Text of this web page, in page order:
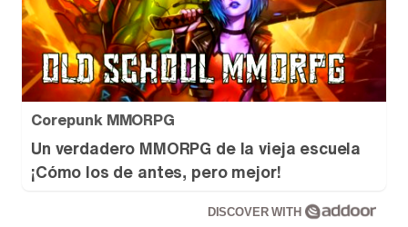
Corepunk MMORPG
Un verdadero MMORPG de la vieja escuela
¡Cómo los de antes, pero mejor!
DISCOVER WITH